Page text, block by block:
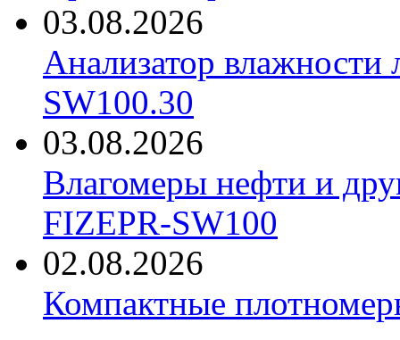
03.08.2026
Анализатор
SW100.30
03.08.2026
Влагомеры нефти и
FIZEPR-SW100
02.08.2026
Компактные